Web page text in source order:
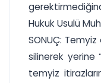
Hukuk Usulü
SONUÇ:
silinerek yerine
temyiz